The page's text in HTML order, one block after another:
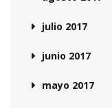
julio 2017
junio 2017
mayo 2017